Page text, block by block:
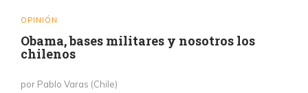
OPINIÓN
Obama, bases militares y nosotros los
chilenos
por Pablo Varas (Chile)